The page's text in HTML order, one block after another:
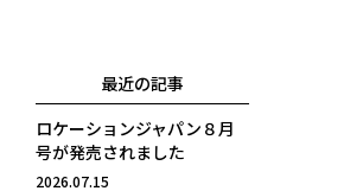
最近の記事
ロケーションジャパン８月
号が発売されました
2026.07.15